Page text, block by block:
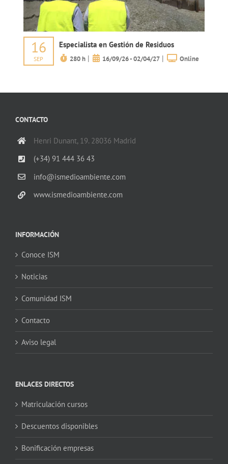
16
SEP
Especialista en Gestión de Residuos
280 h| 16/09/26 - 02/04/27| Online
CONTACTO
Henri Dunant, 19. 28036 Madrid
(+34) 91 444 36 43
info@ismedioambiente.com
www.ismedioambiente.com
INFORMACIÓN
Conoce ISM
Noticias
Comunidad ISM
Contacto
Aviso legal
ENLACES DIRECTOS
Matriculación cursos
Descuentos disponibles
Bonificación empresas